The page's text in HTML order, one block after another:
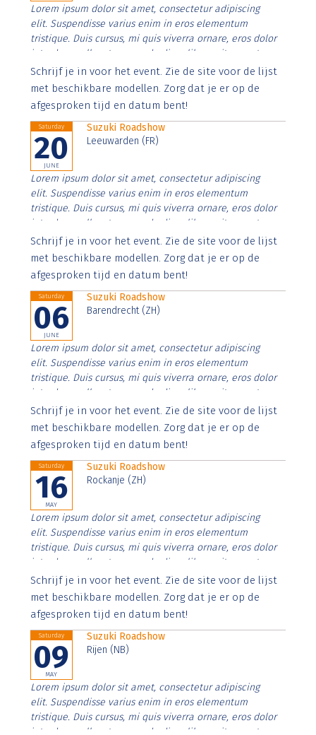
Lorem ipsum dolor sit amet, consectetur adipiscing
elit. Suspendisse varius enim in eros elementum
tristique. Duis cursus, mi quis viverra ornare, eros dolor
interdum nulla, ut commodo diam libero vitae erat.
Aenean faucibus nibh et justo cursus id rutrum lorem
imperdiet. Nunc ut sem vitae risus tristique posuere.
Schrijf je in voor het event. Zie de site voor de lijst
met beschikbare modellen. Zorg dat je er op de
afgesproken tijd en datum bent!
Saturday
20
JUNE
Suzuki Roadshow
Leeuwarden (FR)
Lorem ipsum dolor sit amet, consectetur adipiscing
elit. Suspendisse varius enim in eros elementum
tristique. Duis cursus, mi quis viverra ornare, eros dolor
interdum nulla, ut commodo diam libero vitae erat.
Aenean faucibus nibh et justo cursus id rutrum lorem
imperdiet. Nunc ut sem vitae risus tristique posuere.
Schrijf je in voor het event. Zie de site voor de lijst
met beschikbare modellen. Zorg dat je er op de
afgesproken tijd en datum bent!
Saturday
06
JUNE
Suzuki Roadshow
Barendrecht (ZH)
Lorem ipsum dolor sit amet, consectetur adipiscing
elit. Suspendisse varius enim in eros elementum
tristique. Duis cursus, mi quis viverra ornare, eros dolor
interdum nulla, ut commodo diam libero vitae erat.
Aenean faucibus nibh et justo cursus id rutrum lorem
imperdiet. Nunc ut sem vitae risus tristique posuere.
Schrijf je in voor het event. Zie de site voor de lijst
met beschikbare modellen. Zorg dat je er op de
afgesproken tijd en datum bent!
Saturday
16
MAY
Suzuki Roadshow
Rockanje (ZH)
Lorem ipsum dolor sit amet, consectetur adipiscing
elit. Suspendisse varius enim in eros elementum
tristique. Duis cursus, mi quis viverra ornare, eros dolor
interdum nulla, ut commodo diam libero vitae erat.
Aenean faucibus nibh et justo cursus id rutrum lorem
imperdiet. Nunc ut sem vitae risus tristique posuere.
Schrijf je in voor het event. Zie de site voor de lijst
met beschikbare modellen. Zorg dat je er op de
afgesproken tijd en datum bent!
Saturday
09
MAY
Suzuki Roadshow
Rijen (NB)
Lorem ipsum dolor sit amet, consectetur adipiscing
elit. Suspendisse varius enim in eros elementum
tristique. Duis cursus, mi quis viverra ornare, eros dolor
interdum nulla, ut commodo diam libero vitae erat.